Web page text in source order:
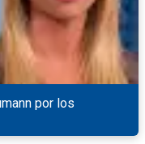
por los